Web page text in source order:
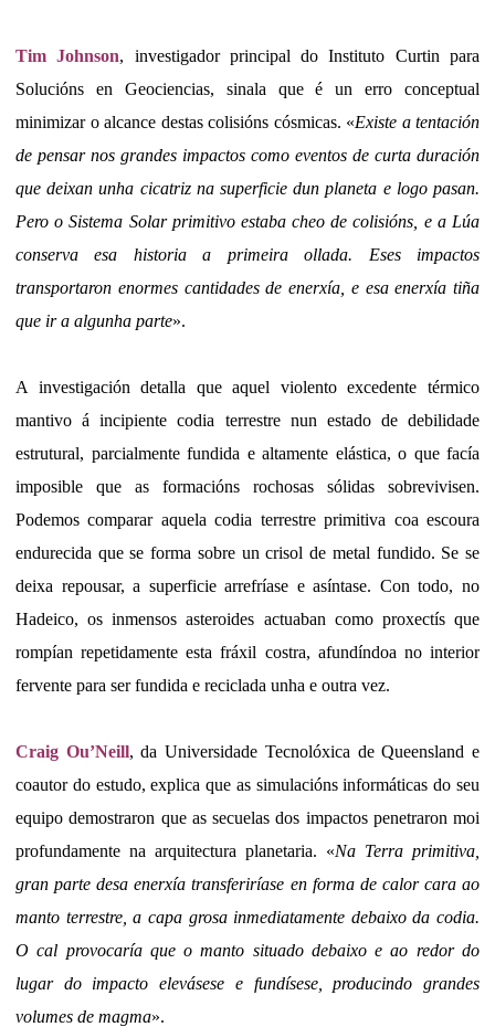
Tim Johnson, investigador principal do Instituto Curtin para
Solucións en Geociencias, sinala que é un erro conceptual
minimizar o alcance destas colisións cósmicas. «Existe a tentación
de pensar nos grandes impactos como eventos de curta duración
que deixan unha cicatriz na superficie dun planeta e logo pasan.
Pero o Sistema Solar primitivo estaba cheo de colisións, e a Lúa
conserva esa historia a primeira ollada. Eses impactos
transportaron enormes cantidades de enerxía, e esa enerxía tiña
que ir a algunha parte».
A investigación detalla que aquel violento excedente térmico
mantivo á incipiente codia terrestre nun estado de debilidade
estrutural, parcialmente fundida e altamente elástica, o que facía
imposible que as formacións rochosas sólidas sobrevivisen.
Podemos comparar aquela codia terrestre primitiva coa escoura
endurecida que se forma sobre un crisol de metal fundido. Se se
deixa repousar, a superficie arrefríase e asíntase. Con todo, no
Hadeico, os inmensos asteroides actuaban como proxectís que
rompían repetidamente esta fráxil costra, afundíndoa no interior
fervente para ser fundida e reciclada unha e outra vez.
Craig Ou’Neill, da Universidade Tecnolóxica de Queensland e
coautor do estudo, explica que as simulacións informáticas do seu
equipo demostraron que as secuelas dos impactos penetraron moi
profundamente na arquitectura planetaria. «Na Terra primitiva,
gran parte desa enerxía transferiríase en forma de calor cara ao
manto terrestre, a capa grosa inmediatamente debaixo da codia.
O cal provocaría que o manto situado debaixo e ao redor do
lugar do impacto elevásese e fundísese, producindo grandes
volumes de magma».